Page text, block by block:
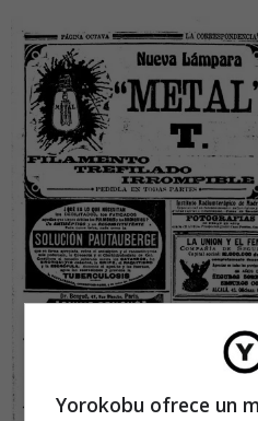
Yorokobu ofrece un